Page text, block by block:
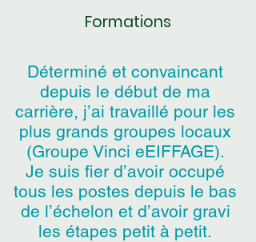
Formations
Déterminé et convaincant
depuis le début de ma
carrière, j’ai travaillé pour les
plus grands groupes locaux
(Groupe Vinci eEIFFAGE).
Je suis fier d’avoir occupé
tous les postes depuis le bas
de l’échelon et d’avoir gravi
les étapes petit à petit.